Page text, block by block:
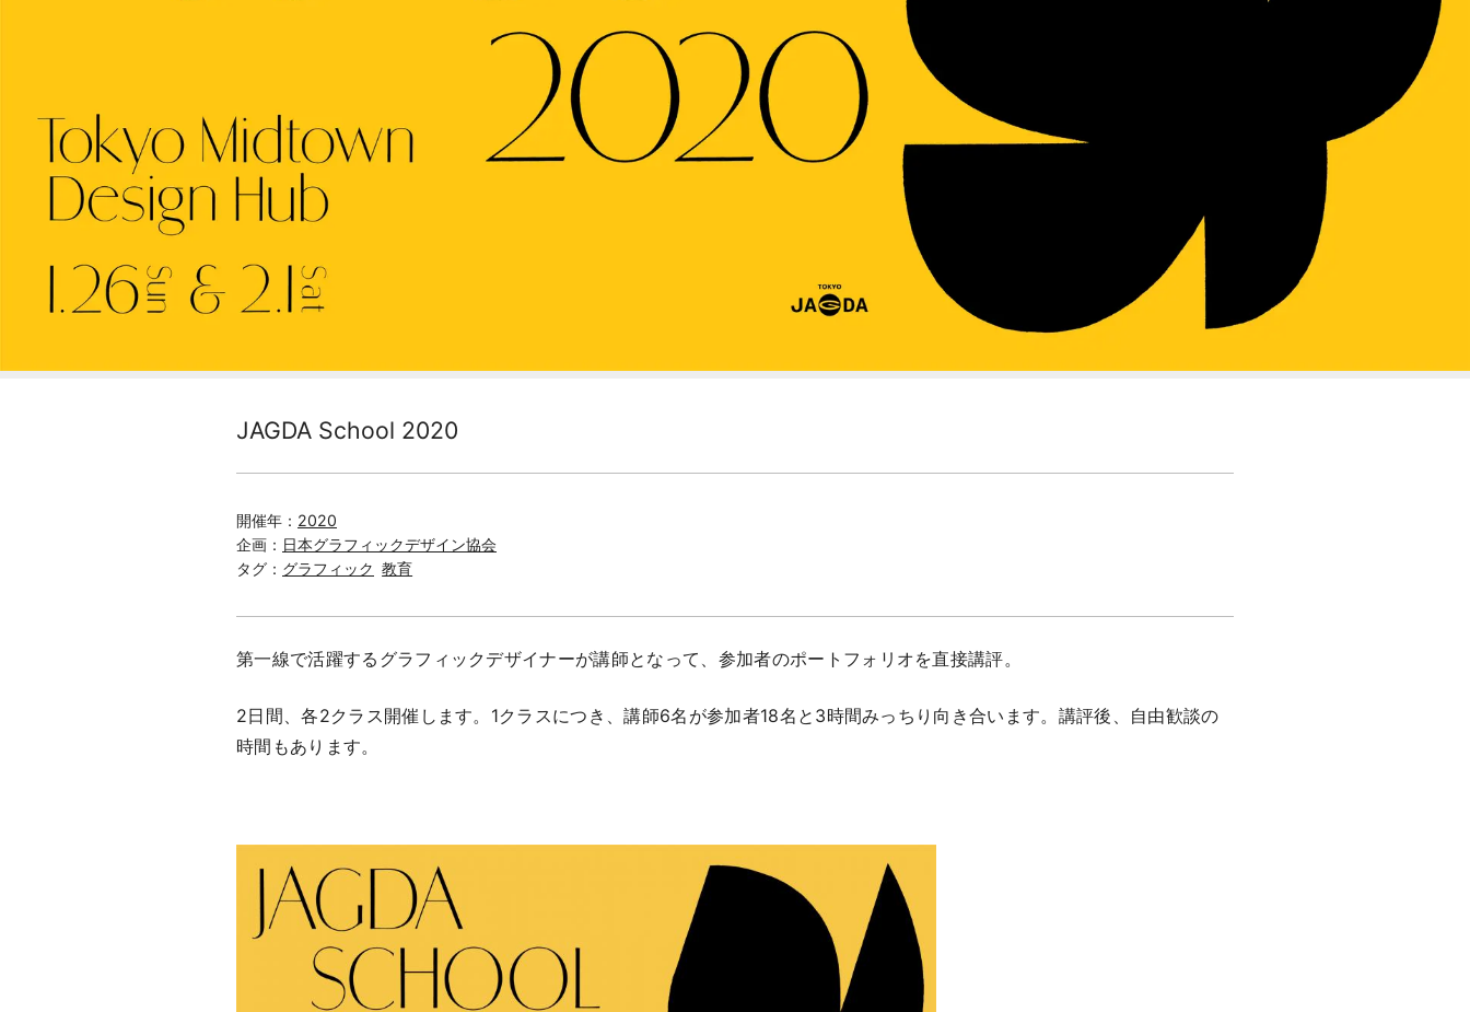
JAGDA School 2020
開催年： 2020
企画： 日本グラフィックデザイン協会
タグ： グラフィック 教育
第一線で活躍するグラフィックデザイナーが講師となって、参加者のポートフォリオを直接講評。
2日間、各2クラス開催します。1クラスにつき、講師6名が参加者18名と3時間みっちり向き合います。講評後、自由歓談の
時間もあります。